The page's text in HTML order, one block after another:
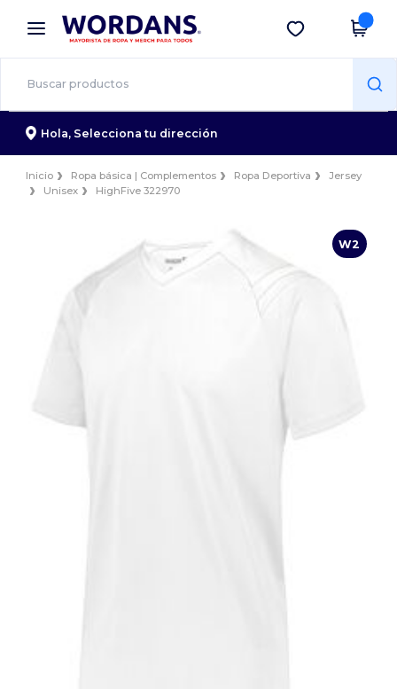
× App de Wordans
¡Mejores precios en app!
Descargar app
Hola, Selecciona tu dirección
Inicio Ropa básica | Complementos Ropa Deportiva
Jersey
Unisex
HighFive 322970
W2